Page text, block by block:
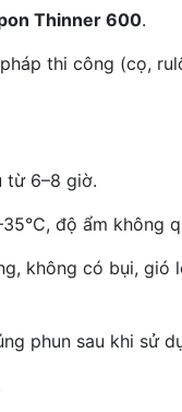
Thinner 600.
thi công (cọ,
từ 6–8 giờ.
độ ẩm không
không có bụi, gió
phun sau khi sử